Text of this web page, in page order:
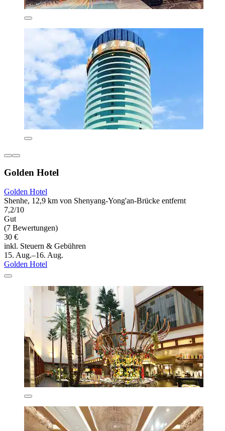
Golden Hotel
Golden Hotel
Shenhe, 12,9 km von Shenyang-Yong'an-Brücke entfernt
7,2/10
Gut
(7 Bewertungen)
30 €
inkl. Steuern & Gebühren
15. Aug.–16. Aug.
Golden Hotel